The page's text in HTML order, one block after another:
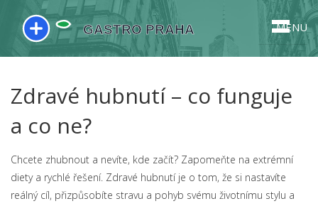
MENU
Zdravé hubnutí – co funguje
a co ne?
Chcete zhubnout a nevíte, kde začít? Zapomeňte na extrémní
diety a rychlé řešení. Zdravé hubnutí je o tom, že si nastavíte
reálný cíl, přizpůsobíte stravu a pohyb svému životnímu stylu a